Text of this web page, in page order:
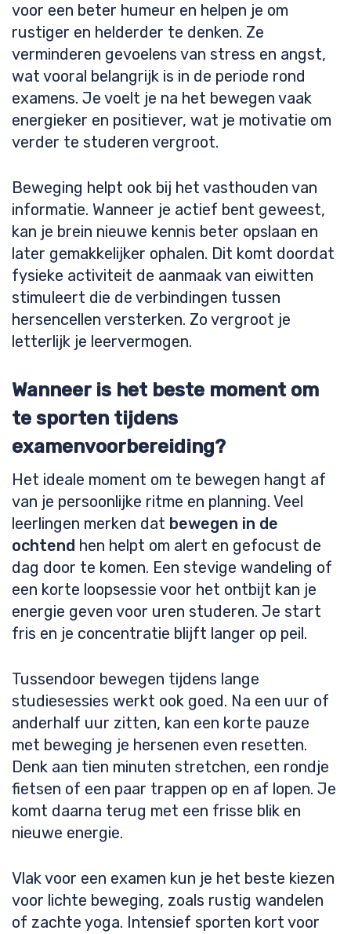
voor een beter humeur en helpen je om
rustiger en helderder te denken. Ze
verminderen gevoelens van stress en angst,
wat vooral belangrijk is in de periode rond
examens. Je voelt je na het bewegen vaak
energieker en positiever, wat je motivatie om
verder te studeren vergroot.
Beweging helpt ook bij het vasthouden van
informatie. Wanneer je actief bent geweest,
kan je brein nieuwe kennis beter opslaan en
later gemakkelijker ophalen. Dit komt doordat
fysieke activiteit de aanmaak van eiwitten
stimuleert die de verbindingen tussen
hersencellen versterken. Zo vergroot je
letterlijk je leervermogen.
Wanneer is het beste moment om
te sporten tijdens
examenvoorbereiding?
Het ideale moment om te bewegen hangt af
van je persoonlijke ritme en planning. Veel
leerlingen merken dat bewegen in de
ochtend hen helpt om alert en gefocust de
dag door te komen. Een stevige wandeling of
een korte loopsessie voor het ontbijt kan je
energie geven voor uren studeren. Je start
fris en je concentratie blijft langer op peil.
Tussendoor bewegen tijdens lange
studiesessies werkt ook goed. Na een uur of
anderhalf uur zitten, kan een korte pauze
met beweging je hersenen even resetten.
Denk aan tien minuten stretchen, een rondje
fietsen of een paar trappen op en af lopen. Je
komt daarna terug met een frisse blik en
nieuwe energie.
Vlak voor een examen kun je het beste kiezen
voor lichte beweging, zoals rustig wandelen
of zachte yoga. Intensief sporten kort voor